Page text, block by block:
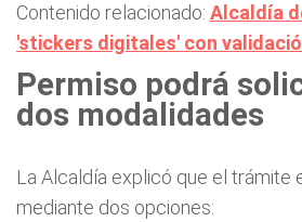
Contenido relacionado: Alcaldía
'stickers digitales' con
Permiso podrá
dos modalidades
La Alcaldía explicó que el trámite
mediante dos opciones: